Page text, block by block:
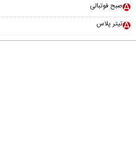
صبح فوتبالی
تیتر پلاس